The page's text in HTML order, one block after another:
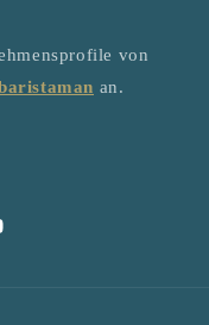
von
an.